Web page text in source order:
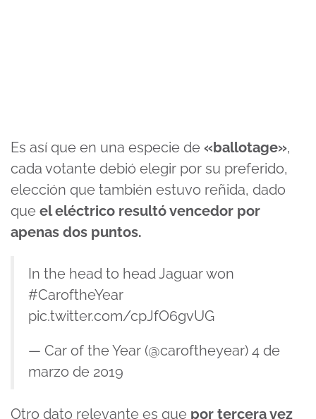
Es así que en una especie de «ballotage»,
cada votante debió elegir por su preferido,
elección que también estuvo reñida, dado
que el eléctrico resultó vencedor por
apenas dos puntos.
In the head to head Jaguar won
#CaroftheYear
pic.twitter.com/cpJfO6gvUG
— Car of the Year (@caroftheyear) 4 de
marzo de 2019
Otro dato relevante es que por tercera vez